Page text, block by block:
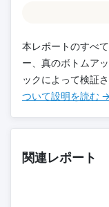
本レポートのすべ
ー、真のボトムア
ックによって検証
ついて設明を読む →
関連レポート